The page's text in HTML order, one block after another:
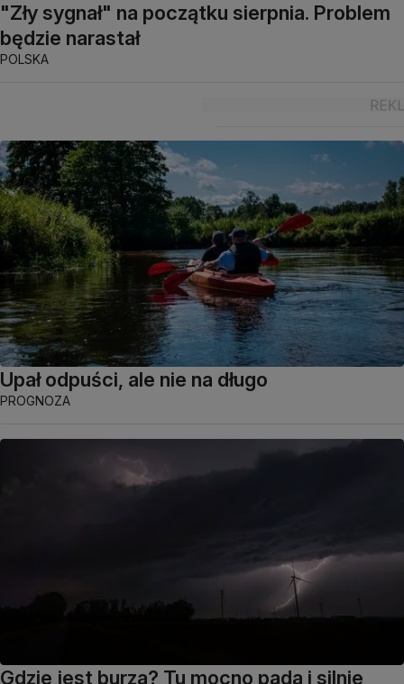
"Zły sygnał" na początku sierpnia. Problem
będzie narastał
POLSKA
Upał odpuści, ale nie na długo
PROGNOZA
Gdzie jest burza? Tu mocno pada i silnie